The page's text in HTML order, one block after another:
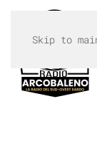
Skip to